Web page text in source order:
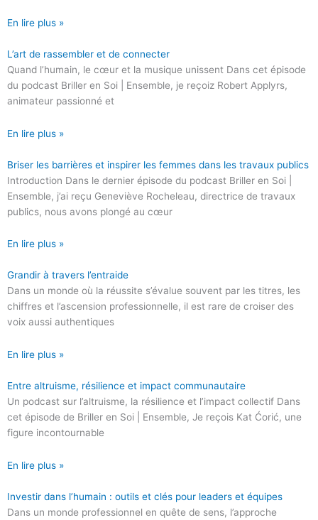
En lire plus »
L’art de rassembler et de connecter
Quand l’humain, le cœur et la musique unissent Dans cet épisode
du podcast Briller en Soi | Ensemble, je reçoiz Robert Applyrs,
animateur passionné et
En lire plus »
Briser les barrières et inspirer les femmes dans les travaux publics
Introduction Dans le dernier épisode du podcast Briller en Soi |
Ensemble, j’ai reçu Geneviève Rocheleau, directrice de travaux
publics, nous avons plongé au cœur
En lire plus »
Grandir à travers l’entraide
Dans un monde où la réussite s’évalue souvent par les titres, les
chiffres et l’ascension professionnelle, il est rare de croiser des
voix aussi authentiques
En lire plus »
Entre altruisme, résilience et impact communautaire
Un podcast sur l’altruisme, la résilience et l’impact collectif Dans
cet épisode de Briller en Soi | Ensemble, Je reçois Kat Ćorić, une
figure incontournable
En lire plus »
Investir dans l’humain : outils et clés pour leaders et équipes
Dans un monde professionnel en quête de sens, l’approche